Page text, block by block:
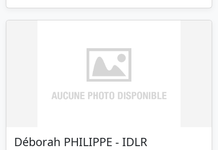
Déborah PHILIPPE - IDLR